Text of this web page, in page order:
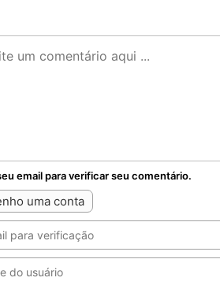
email para verificar seu comentário.
uma conta